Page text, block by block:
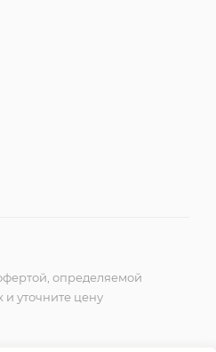
определяемой
и уточните цену